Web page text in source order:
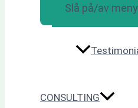
Slå på/av meny
CONSULTING